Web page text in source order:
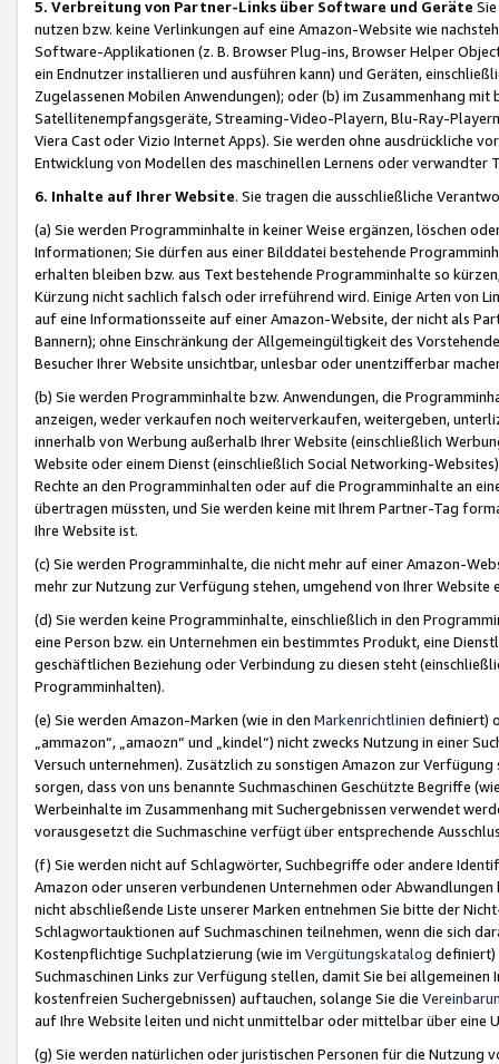
5. Verbreitung von Partner-Links über Software und Geräte
nutzen bzw. keine Verlinkungen auf eine Amazon-Website wie
Software-Applikationen (z. B. Browser Plug-ins, Browser Helper
ein Endnutzer installieren und ausführen kann) und Geräten,
Zugelassenen Mobilen Anwendungen); oder (b) im Zusammenhang
Satellitenempfangsgeräte, Streaming-Video-Playern, Blu-Ray-
Viera Cast oder Vizio Internet Apps). Sie werden ohne ausdrückliche
Entwicklung von Modellen des maschinellen Lernens oder
6. Inhalte auf Ihrer Website. Sie tragen die ausschließliche
(a) Sie werden Programminhalte in keiner Weise ergänzen, löschen
Informationen; Sie dürfen aus einer Bilddatei bestehende
erhalten bleiben bzw. aus Text bestehende Programminhalte so
Kürzung nicht sachlich falsch oder irreführend wird. Einige Arten von
auf eine Informationsseite auf einer Amazon-Website, der nicht als
Bannern); ohne Einschränkung der Allgemeingültigkeit des
Besucher Ihrer Website unsichtbar, unlesbar oder unentzifferbar
(b) Sie werden Programminhalte bzw. Anwendungen, die
anzeigen, weder verkaufen noch weiterverkaufen, weitergeben,
innerhalb von Werbung außerhalb Ihrer Website (einschließlich
Website oder einem Dienst (einschließlich Social Networking-
Rechte an den Programminhalten oder auf die Programminhalte an
übertragen müssten, und Sie werden keine mit Ihrem Partner-Tag
Ihre Website ist.
(c) Sie werden Programminhalte, die nicht mehr auf einer Amazon-
mehr zur Nutzung zur Verfügung stehen, umgehend von Ihrer
(d) Sie werden keine Programminhalte, einschließlich in den
eine Person bzw. ein Unternehmen ein bestimmtes Produkt, eine
geschäftlichen Beziehung oder Verbindung zu diesen steht
Programminhalten).
(e) Sie werden Amazon-Marken (wie in den Markenrichtlinien definiert)
„ammazon“, „amaozn“ und „kindel“) nicht zwecks Nutzung in einer
Versuch unternehmen). Zusätzlich zu sonstigen Amazon zur
sorgen, dass von uns benannte Suchmaschinen Geschützte Begriffe
Werbeinhalte im Zusammenhang mit Suchergebnissen verwendet
vorausgesetzt die Suchmaschine verfügt über entsprechende
(f) Sie werden nicht auf Schlagwörter, Suchbegriffe oder andere
Amazon oder unseren verbundenen Unternehmen oder
nicht abschließende Liste unserer Marken entnehmen Sie bitte der
Schlagwortauktionen auf Suchmaschinen teilnehmen, wenn die sich
Kostenpflichtige Suchplatzierung (wie im Vergütungskatalog definiert)
Suchmaschinen Links zur Verfügung stellen, damit Sie bei
kostenfreien Suchergebnissen) auftauchen, solange Sie die
auf Ihre Website leiten und nicht unmittelbar oder mittelbar über eine
(g) Sie werden natürlichen oder juristischen Personen für die Nutzung